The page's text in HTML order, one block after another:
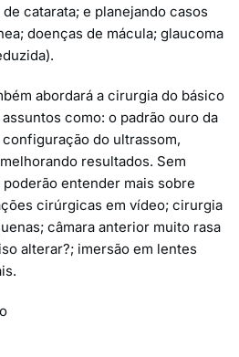
catarata; e planejando casos
doenças de mácula; glaucoma
abordará a cirurgia do básico
como: o padrão ouro da
do ultrassom,
resultados. Sem
entender mais sobre
cirúrgicas em vídeo; cirurgia
câmara anterior muito rasa
alterar?; imersão em lentes